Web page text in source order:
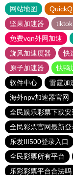
网站地图 QuickQ
坚果加速器
免费vqn外网加速
旋风加速度器
快
原子加速器
快鸭
软件中心
雷霆加
海外npv加速器官网
全民娱乐彩票下载安
全民彩票官网最新登
乐发III500登录入口
全民彩票所有平台
乐彩彩票平台合法吗